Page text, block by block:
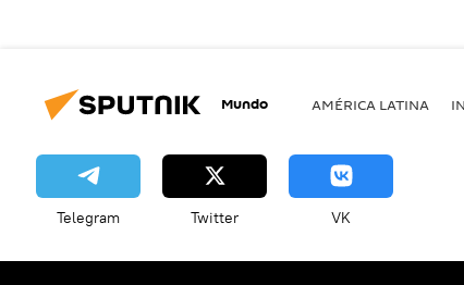
Mundo AMÉRICA LATINA
Telegram Twitter VK